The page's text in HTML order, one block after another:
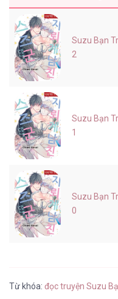
Suzu Bạn
2
Suzu Bạn
1
Suzu Bạn
0
Từ khóa: đọc truyện Suzu